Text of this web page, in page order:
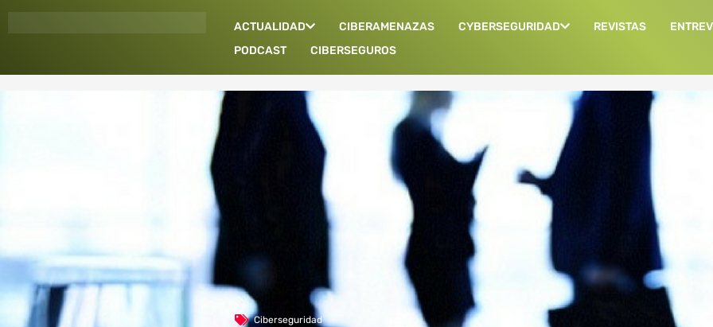
ACTUALIDAD CIBERAMENAZAS CYBERSEGURIDAD REVISTAS
PODCAST
CIBERSEGUROS
Ciberseguridad